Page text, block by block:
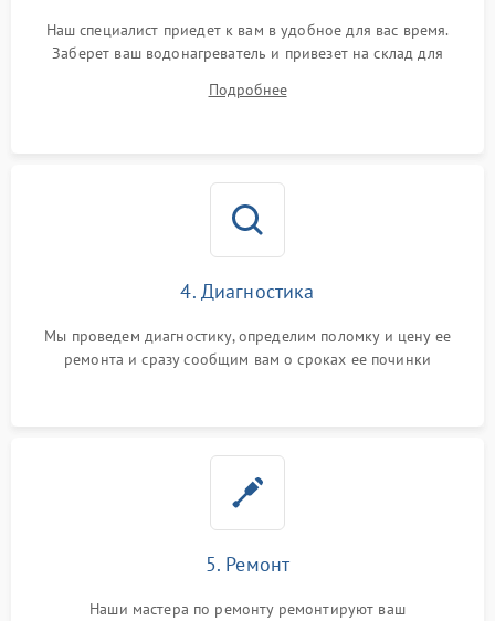
Наш специалист приедет к вам в удобное для вас время.
Заберет ваш водонагреватель и привезет на склад для
Подробнее
4. Диагностика
Мы проведем диагностику, определим поломку и цену ее
ремонта и сразу сообщим вам о сроках ее починки
5. Ремонт
Наши мастера по ремонту ремонтируют ваш